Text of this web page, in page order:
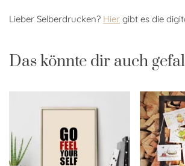
Lieber Selberdrucken? Hier gibt es die
Das könnte dir auch